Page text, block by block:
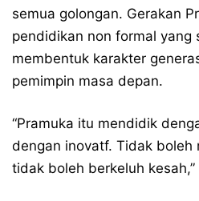
semua golongan. Gerakan
pendidikan non formal yang
membentuk karakter
pemimpin masa depan.
“Pramuka itu mendidik
dengan inovatf. Tidak boleh
tidak boleh berkeluh